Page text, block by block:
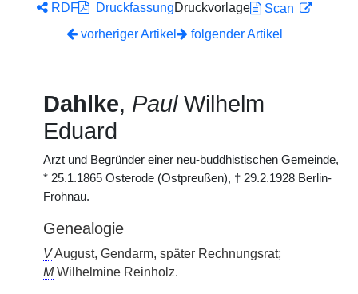
RDF
DruckfassungDruckvorlage
Scan
vorheriger Artikel
folgender Artikel
Dahlke, PaulWilhelm
Eduard
Arzt und Begründer einer neu-buddhistischen Gemeinde,
* 25.1.1865 Osterode (Ostpreußen), † 29.2.1928 Berlin-
Frohnau.
Genealogie
VAugust, Gendarm, später Rechnungsrat;
MWilhelmine Reinholz.